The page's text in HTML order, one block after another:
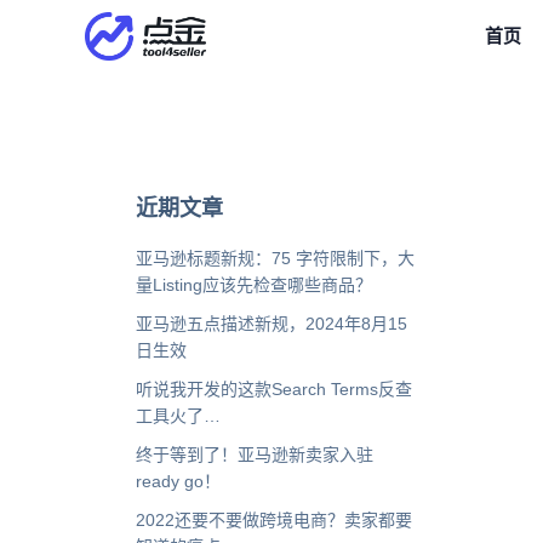
首页
近期文章
亚马逊标题新规：75 字符限制下，大
量Listing应该先检查哪些商品？
亚马逊五点描述新规，2024年8月15
日生效
听说我开发的这款Search Terms反查
工具火了…
终于等到了！亚马逊新卖家入驻
ready go！
2022还要不要做跨境电商？卖家都要